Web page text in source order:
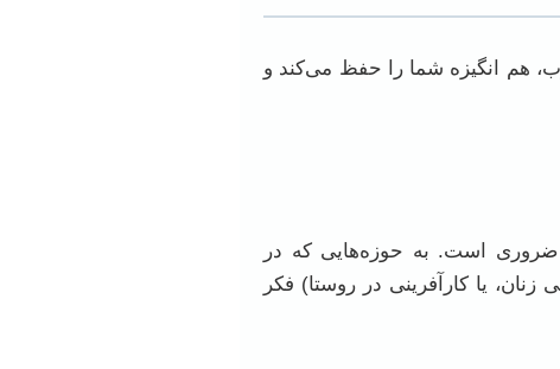
هم انگیزه شما را حفظ می‌کند و
ضروری است. به حوزه‌هایی که در
زنان، یا کارآفرینی در روستا) فکر